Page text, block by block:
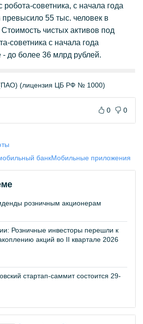
советника, с начала года
55 тыс. человек в
чистых активов под
советника с начала года
- до более 36 млрд рублей.
(лицензия ЦБ РФ № 1000)
0 0
банкМобильные приложения
розничным акционерам
Розничные инвесторы перешли к
акций во II квартале 2026
стартап-саммит состоится 29-